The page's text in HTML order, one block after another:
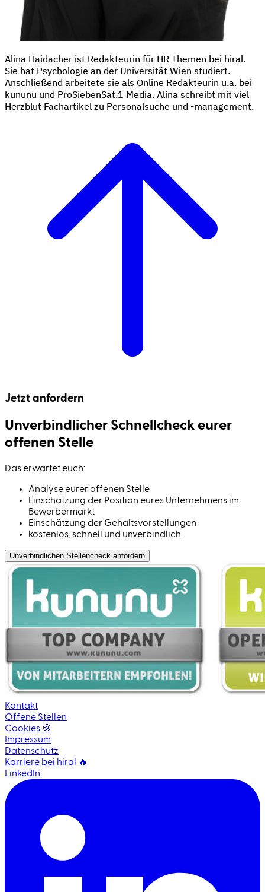
Alina Haidacher ist Redakteurin für HR Themen bei hiral.
Sie hat Psychologie an der Universität Wien studiert.
Anschließend arbeitete sie als Online Redakteurin u.a. bei
kununu und ProSiebenSat.1 Media. Alina schreibt mit viel
Herzblut Fachartikel zu Personalsuche und -management.
Jetzt anfordern
Unverbindlicher Schnell­check eurer
offenen Stelle
Das erwartet euch:
Analyse eurer offenen Stelle
Einschätzung der Position eures Unternehmens im
Bewerbermarkt
Einschätzung der Gehaltsvorstellungen
kostenlos, schnell und unverbindlich
Unverbindlichen Stellen­check anfordern
Kontakt
Offene Stellen
Cookies 🍪
Impressum
Datenschutz
Karriere bei hiral 🔥
LinkedIn